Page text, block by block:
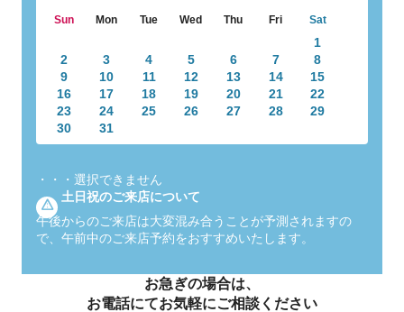
Sun Mon Tue Wed Thu Fri Sat
1
2
3 4 5 6 7
8
9
10 11 12 13 14
15
16
17 18 19 20 21
22
23
24 25 26 27 28
29
30
31
・・・ 選択できません
土日祝のご来店について
午後からのご来店は大変混み合うことが予測されますの
で、午前中のご来店予約をおすすめいたします。
お急ぎの場合は、
お電話にてお気軽にご相談ください